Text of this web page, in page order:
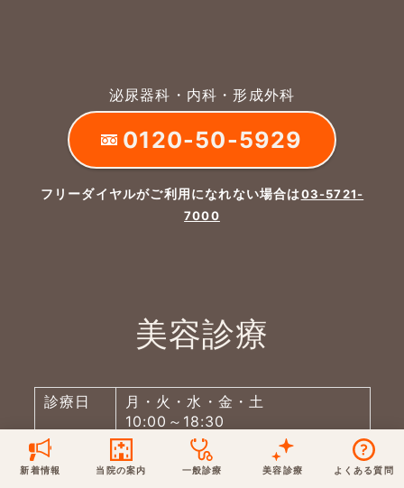
新着情報
当院からのお知らせ
最新医療トピックス
取材協力
桑満院長のtwitter 松下医師のインスタ
当院の案内
はじめての方へ
医師の紹介
当院のポリシー
個人情報保護方針 サイトマップ
一般診療
保険での診療
泌尿器科
形成外科
※ 木・日・祝は休診です
美容診療 よくある質問
一般診療 美容診療
予約について
0120-50-5929
木・日・祝は休診
0120-70-5929
日・祝はお休みです
地図アプリで経路を調べる
泌尿器科・内科・形成外科
0120-50-5929
フリーダイヤルがご利用になれない場合は03-5721-
7000
美容診療
診療日
月・火・水・金・土
10:00～18:30
※完全予約制です。ご予約はお電
話ください。